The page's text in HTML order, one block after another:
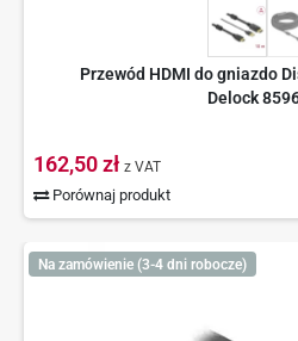
Przewód HDMI do gniazdo
Delock
162,50 zł z VAT
Porównaj produkt
Na zamówienie (3-4 dni robocze)